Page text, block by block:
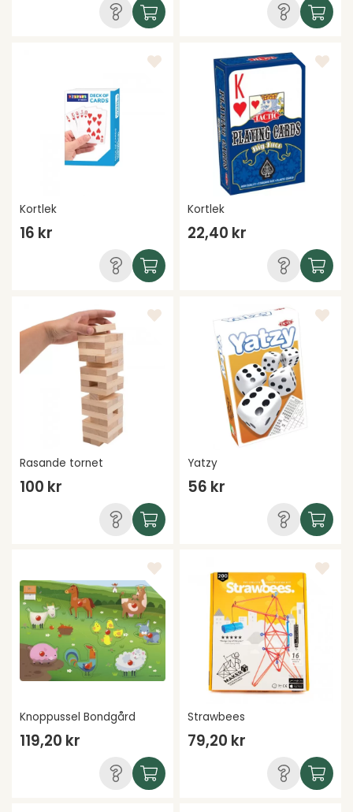
Kortlek
16 kr
Kortlek
22,40 kr
Rasande tornet
100 kr
Yatzy
56 kr
Knoppussel Bondgård
119,20 kr
Strawbees
79,20 kr